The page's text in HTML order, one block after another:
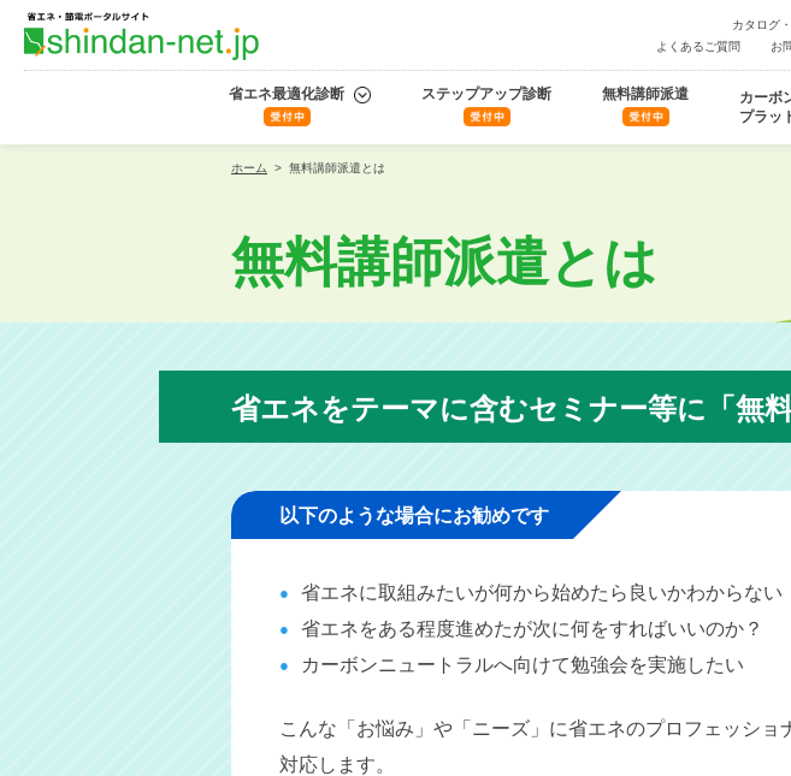
カタログ
よくあるご質問
お
省エネ最適化診断 ステップアップ診断 無料講師派遣
カーボ
プラッ
ホーム > 無料講師派遣とは
無料講師派遣とは
省エネをテーマに含むセミナー等に「無
以下のような場合にお勧めです
省エネに取組みたいが何から始めたら良いかわからない
省エネをある程度進めたが次に何をすればいいのか？
カーボンニュートラルへ向けて勉強会を実施したい
こんな「お悩み」や「ニーズ」に省エネのプロフェッショ
対応します。